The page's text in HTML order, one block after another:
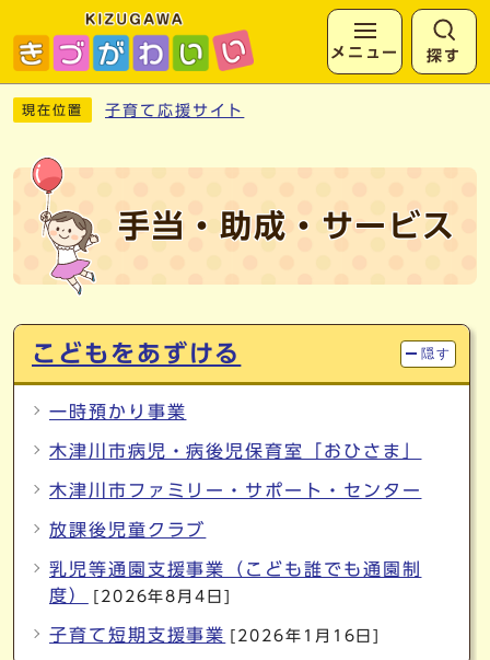
ページの先頭です
メニュー 探す
ここから本文です
現在位置 子育て応援サイト
手当・助成・サービス
メインメニュー
こどもをあずける 隠す
一時預かり事業
木津川市病児・病後児保育室「おひさま」
木津川市ファミリー・サポート・センター
放課後児童クラブ
乳児等通園支援事業（こども誰でも通園制
度）
[2026年8月4日]
子育て短期支援事業 [2026年1月16日]